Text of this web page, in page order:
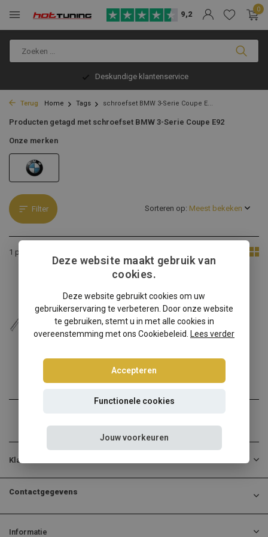
9,2
0
Deskundige klantenservice
Terug Home Tags schroefset BMW 3-Serie Coupe E...
Producten getagd met schroefset BMW 3-Serie Coupe E92
Onze merken
Filter
1 product
Sorteren op:
BMW 3-Serie Coupe E92 schroefset
BMW 3-Serie Coupe E92? Ki...
€314,95
Klantenservice
Contactgegevens
Informatie
Deze website maakt gebruik van
cookies.
Deze website gebruikt cookies om uw
gebruikerservaring te verbeteren. Door onze website
te gebruiken, stemt u in met alle cookies in
overeenstemming met ons Cookiebeleid.
Lees verder
Accepteren
Functionele cookies
Jouw voorkeuren